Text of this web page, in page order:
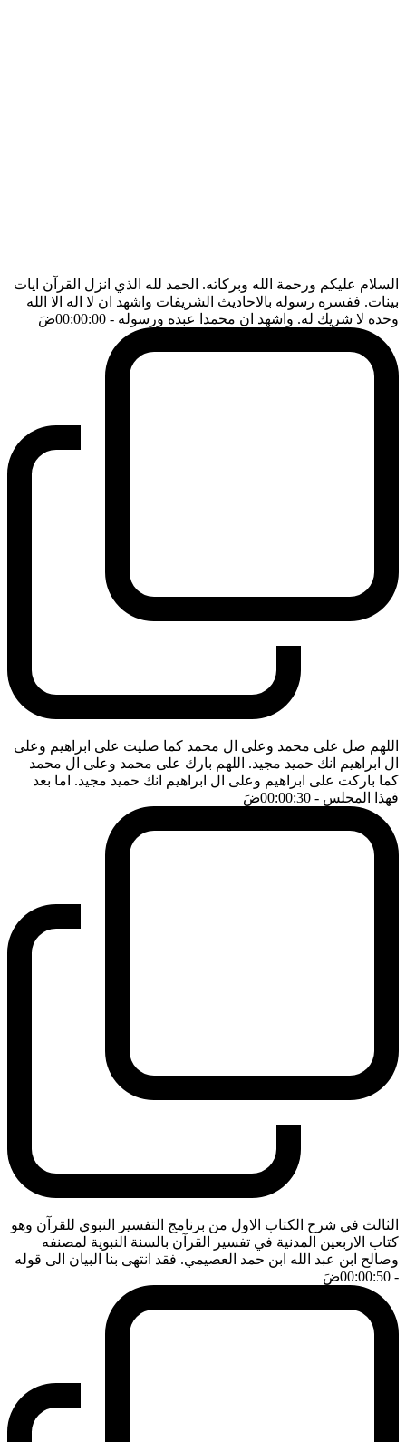
السلام عليكم ورحمة الله وبركاته. الحمد لله الذي انزل القرآن ايات
بينات. ففسره رسوله بالاحاديث الشريفات واشهد ان لا اله الا الله
وحده لا شريك له. واشهد ان محمدا عبده ورسوله - 00:00:00 ضَ
اللهم صل على محمد وعلى ال محمد كما صليت على ابراهيم وعلى
ال ابراهيم انك حميد مجيد. اللهم بارك على محمد وعلى ال محمد
كما باركت على ابراهيم وعلى ال ابراهيم انك حميد مجيد. اما بعد
فهذا المجلس - 00:00:30 ضَ
الثالث في شرح الكتاب الاول من برنامج التفسير النبوي للقرآن وهو
كتاب الاربعين المدنية في تفسير القرآن بالسنة النبوية لمصنفه
وصالح ابن عبد الله ابن حمد العصيمي. فقد انتهى بنا البيان الى قوله
- 00:00:50
ضَ